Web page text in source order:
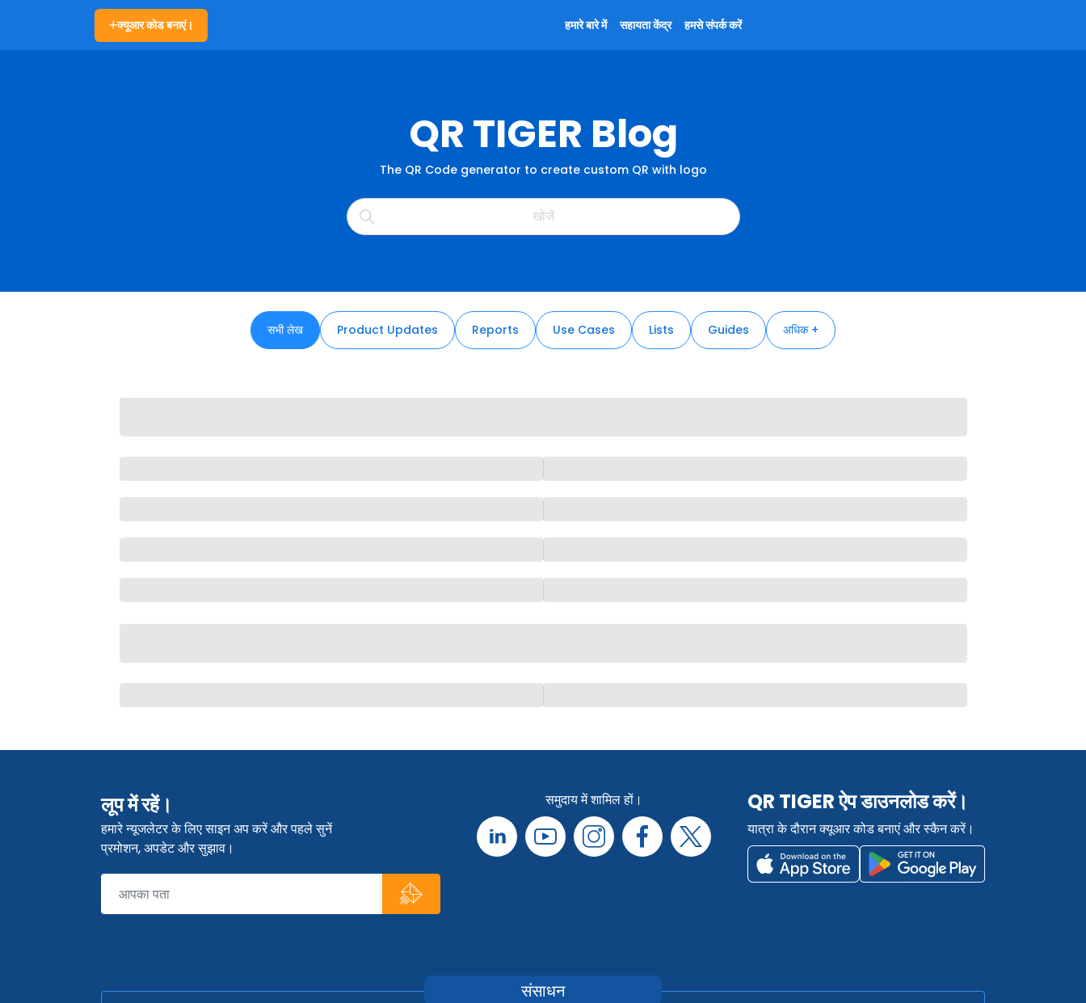
क्यूआर कोड बनाएं। हमारे बारे में सहायता केंद्र हमसे संपर्क करें
QR TIGER Blog
The QR Code generator to create custom QR with logo
सभी लेख Product Updates Reports Use Cases Lists Guides अधिक +
लूप में रहें।
हमारे न्यूजलेटर के लिए साइन अप करें और पहले सुनें
प्रमोशन, अपडेट और सुझाव।
समुदाय में शामिल हों। QR TIGER ऐप डाउनलोड करें।
यात्रा के दौरान क्यूआर कोड बनाएं और स्कैन करें।
संसाधन